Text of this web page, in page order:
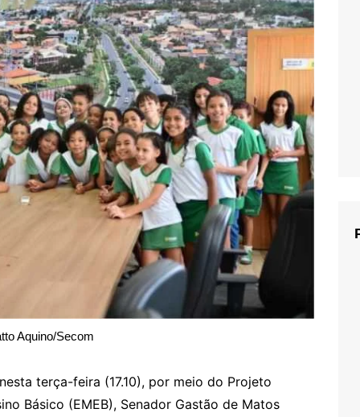
Aquino/Secom
terça-feira (17.10), por meio do Projeto
Básico (EMEB), Senador Gastão de Matos